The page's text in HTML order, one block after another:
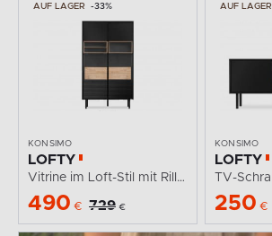
AUF LAGER -33%
KONSIMO
LOFTY
Vitrine im Loft-Stil mit Rillenfront
490 € 729 €
AUF LAGER
KONSIMO
LOFTY
250 €